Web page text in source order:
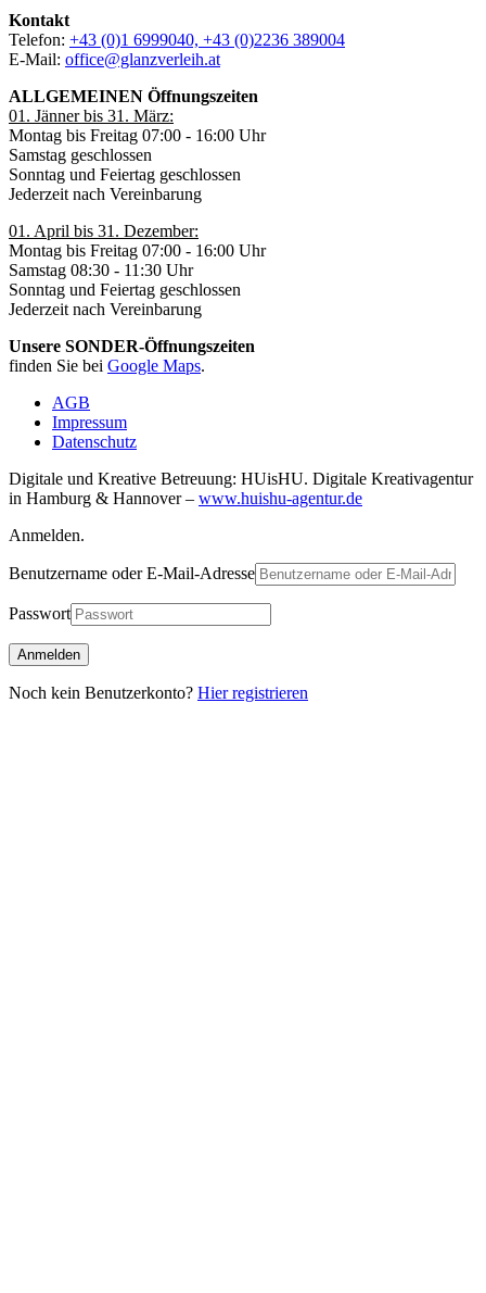
Kontakt
Telefon: +43 (0)1 6999040, +43 (0)2236 389004
E-Mail: office@glanzverleih.at
ALLGEMEINEN Öffnungszeiten
01. Jänner bis 31. März:
Montag bis Freitag 07:00 - 16:00 Uhr
Samstag geschlossen
Sonntag und Feiertag geschlossen
Jederzeit nach Vereinbarung
01. April bis 31. Dezember:
Montag bis Freitag 07:00 - 16:00 Uhr
Samstag 08:30 - 11:30 Uhr
Sonntag und Feiertag geschlossen
Jederzeit nach Vereinbarung
Unsere SONDER-Öffnungszeiten
finden Sie bei Google Maps.
AGB
Impressum
Datenschutz
Digitale und Kreative Betreuung: HUisHU. Digitale Kreativagentur
in Hamburg & Hannover – www.huishu-agentur.de
Anmelden.
Benutzername oder E-Mail-Adresse
Passwort
Noch kein Benutzerkonto? Hier registrieren